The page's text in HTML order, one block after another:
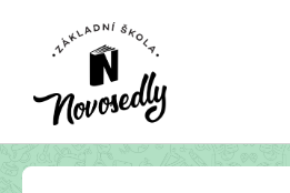
Přeskočit